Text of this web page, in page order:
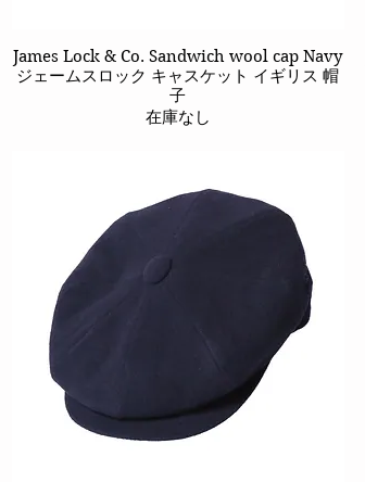
クイックビュー
James Lock & Co. Sandwich wool cap Navy
ジェームスロック キャスケット イギリス 帽
子
在庫なし